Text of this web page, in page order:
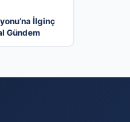
İlginç
Gündem